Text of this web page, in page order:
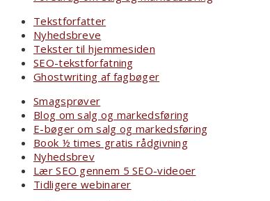
Tekstforfatter
Nyhedsbreve
Tekster til hjemmesiden
SEO-tekstforfatning
Ghostwriting af fagbøger
Smagsprøver
Blog om salg og markedsføring
E-bøger om salg og markedsføring
Book ½ times gratis rådgivning
Nyhedsbrev
Lær SEO gennem 5 SEO-videoer
Tidligere webinarer